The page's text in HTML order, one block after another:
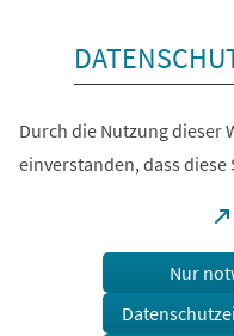
Durch die Nutzung dieser
einverstanden, dass diese
Nur